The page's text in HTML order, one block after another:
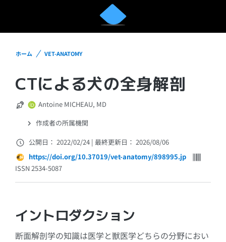
ホーム VET-ANATOMY
CTによる犬の全身解剖
Antoine MICHEAU, MD
作成者の所属機関
公開日： 2022/02/24 | 最終更新日： 2026/08/06
https://doi.org/10.37019/vet-anatomy/898995.jp
ISSN 2534-5087
イントロダクション
断面解剖学の知識は医学と獣医学どちらの分野におい